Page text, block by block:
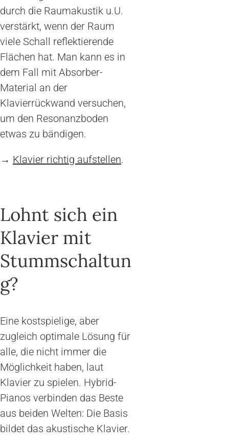
durch die Raumakustik u.U.
verstärkt, wenn der Raum
viele Schall reflektierende
Flächen hat. Man kann es in
dem Fall mit Absorber-
Material an der
Klavierrückwand versuchen,
um den Resonanzboden
etwas zu bändigen.
→ Klavier richtig aufstellen.
Lohnt sich ein
Klavier mit
Stummschaltun
g?
Eine kostspielige, aber
zugleich optimale Lösung für
alle, die nicht immer die
Möglichkeit haben, laut
Klavier zu spielen. Hybrid-
Pianos verbinden das Beste
aus beiden Welten: Die Basis
bildet das akustische Klavier.